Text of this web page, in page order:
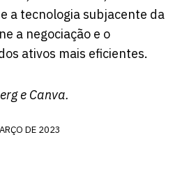
a tecnologia subjacente da
a negociação e o
ativos mais eficientes.
e Canva.
DE 2023